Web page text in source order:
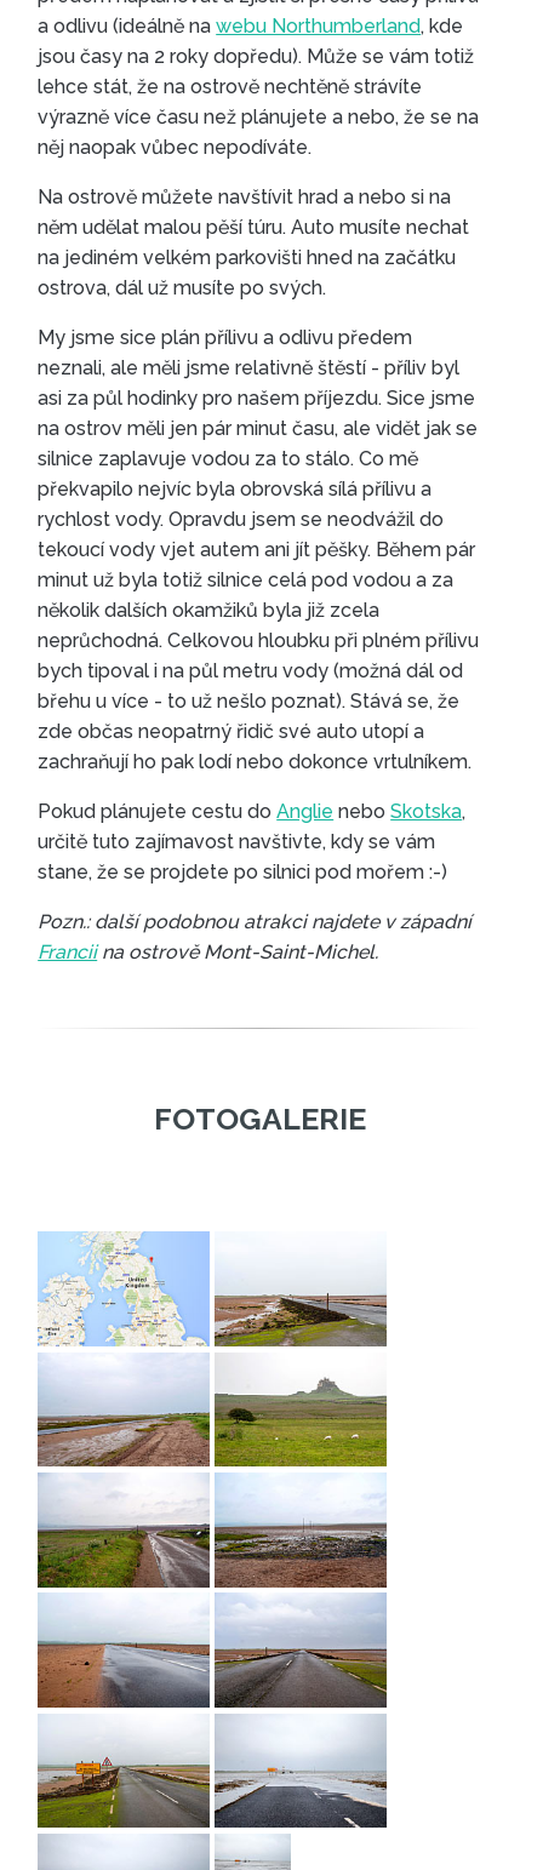
a odlivu (ideálně nawebu Northumberland, kde
jsou časy na 2 roky dopředu). Může se vám totiž
lehce stát, že na ostrově nechtěně strávíte
výrazně více času než plánujete a nebo, že se na
něj naopak vůbec nepodíváte.
Na ostrově můžete navštívit hrad a nebo si na
něm udělat malou pěší túru. Auto musíte nechat
na jediném velkém parkovišti hned na začátku
ostrova, dál už musíte po svých.
My jsme sice plán přílivu a odlivu předem
neznali, ale měli jsme relativně štěstí - příliv byl
asi za půl hodinky pro našem příjezdu. Sice jsme
na ostrov měli jen pár minut času, ale vidět jak se
silnice zaplavuje vodou za to stálo. Co mě
překvapilo nejvíc byla obrovská sílá přílivu a
rychlost vody. Opravdu jsem se neodvážil do
tekoucí vody vjet autem ani jít pěšky. Během pár
minut už byla totiž silnice celá pod vodou a za
několik dalších okamžiků byla již zcela
neprůchodná. Celkovou hloubku při plném přílivu
bych tipoval i na půl metru vody (možná dál od
břehu u více - to už nešlo poznat). Stává se, že
zde občas neopatrný řidič své auto utopí a
zachraňují ho pak lodí nebo dokonce vrtulníkem.
Pokud plánujete cestu doAnglie neboSkotska,
určitě tuto zajímavost navštivte, kdy se vám
stane, že se projdete po silnici pod mořem :-)
Pozn.: další podobnou atrakci najdete v západní
Franciina ostrově Mont-Saint-Michel.
FOTOGALERIE